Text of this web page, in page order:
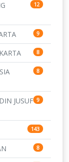
12
9
8
8
JUSUF 9
143
8